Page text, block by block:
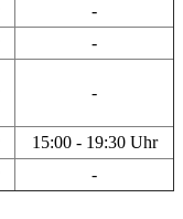
-
-
-
15:00 - 19:30 Uhr
-